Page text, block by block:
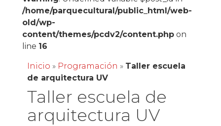
/home/parquecultural/public_html/web-
old/wp-
content/themes/pcdv2/content.phpon
line 16
Inicio » Programación » Taller escuela
de arquitectura UV
Taller escuela de
arquitectura UV